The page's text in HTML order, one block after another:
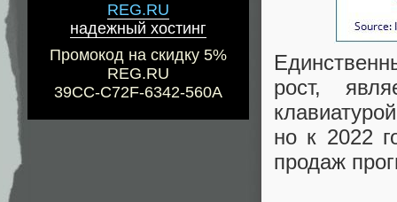
REG.RU
надежный хостинг
Промокод на скидку 5%
REG.RU
39CC-C72F-6342-560A
рост,
но к 2022
продаж